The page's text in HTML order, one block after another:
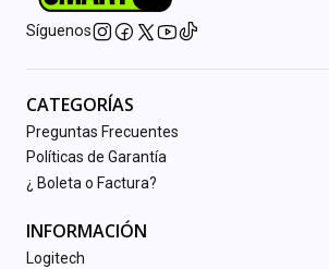
Síguenos
CATEGORÍAS
Preguntas Frecuentes
Políticas de Garantía
¿ Boleta o Factura?
INFORMACIÓN
Logitech